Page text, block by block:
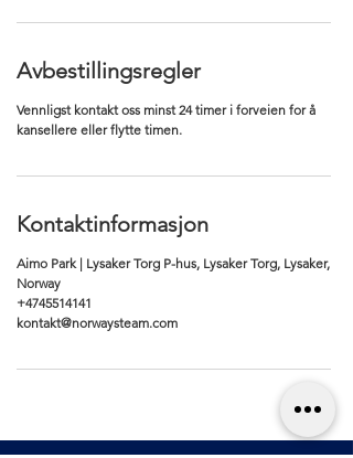
Avbestillingsregler
Vennligst kontakt oss minst 24 timer i forveien for å
kansellere eller flytte timen.
Kontaktinformasjon
Aimo Park | Lysaker Torg P-hus, Lysaker Torg, Lysaker,
Norway
+4745514141
kontakt@norwaysteam.com